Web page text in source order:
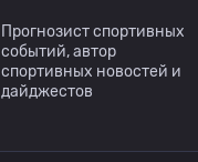
Прогнозист спортивных
событий, автор
спортивных новостей и
дайджестов